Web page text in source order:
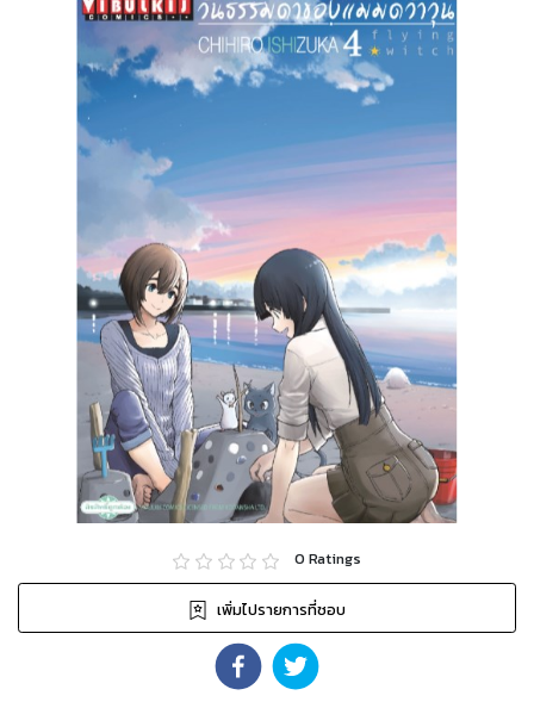
0 Ratings
เพิ่มไปรายการที่ชอบ